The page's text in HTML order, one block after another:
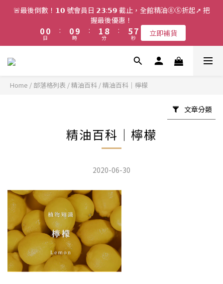
🚨最後倒數！𝟭𝟬 號會員日 𝟮𝟯:𝟱𝟵 截止，全館精油⑧⑤折起➚ 把
握最後優惠！
2
0
2
0
日
:
2
09
8
4
0
時
:
3
2
1
0
9
8
7
3
分
:
7
6
5
4
0
8
6
5
3
1
秒 立即補貨
Home / 部落格列表 /精油百科 /精油百科｜檸檬
文章分類
精油百科｜檸檬
2020-06-30